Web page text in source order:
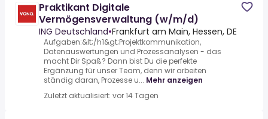
Praktikant Digitale
Vermögensverwaltung (w/m/d)
ING Deutschland•Frankfurt am Main, Hessen, DE
Aufgaben:&lt;/h1&gt;Projektkommunikation,
Datenauswertungen und Prozessanalysen - das
macht Dir Spaß? Dann bist Du die perfekte
Ergänzung für unser Team, denn wir arbeiten
ständig daran, Prozesse u... Mehr anzeigen
Zuletzt aktualisiert: vor 14 Tagen